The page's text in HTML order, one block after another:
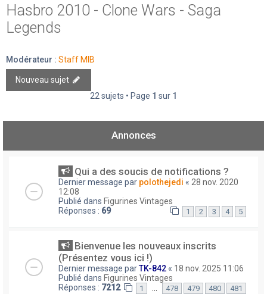
Hasbro 2010 - Clone Wars - Saga
Legends
Modérateur : Staff MIB
Nouveau sujet
22 sujets • Page 1 sur 1
Annonces
Qui a des soucis de notifications ?
Dernier message par polothejedi « 28 nov. 2020
12:08
Publié dans Figurines Vintages
Réponses : 69 1 2 3 4 5
Bienvenue les nouveaux inscrits
(Présentez vous ici !)
Dernier message parTK-842 « 18 nov. 2025 11:06
Publié dans Figurines Vintages
Réponses : 7212 1 … 478 479 480 481